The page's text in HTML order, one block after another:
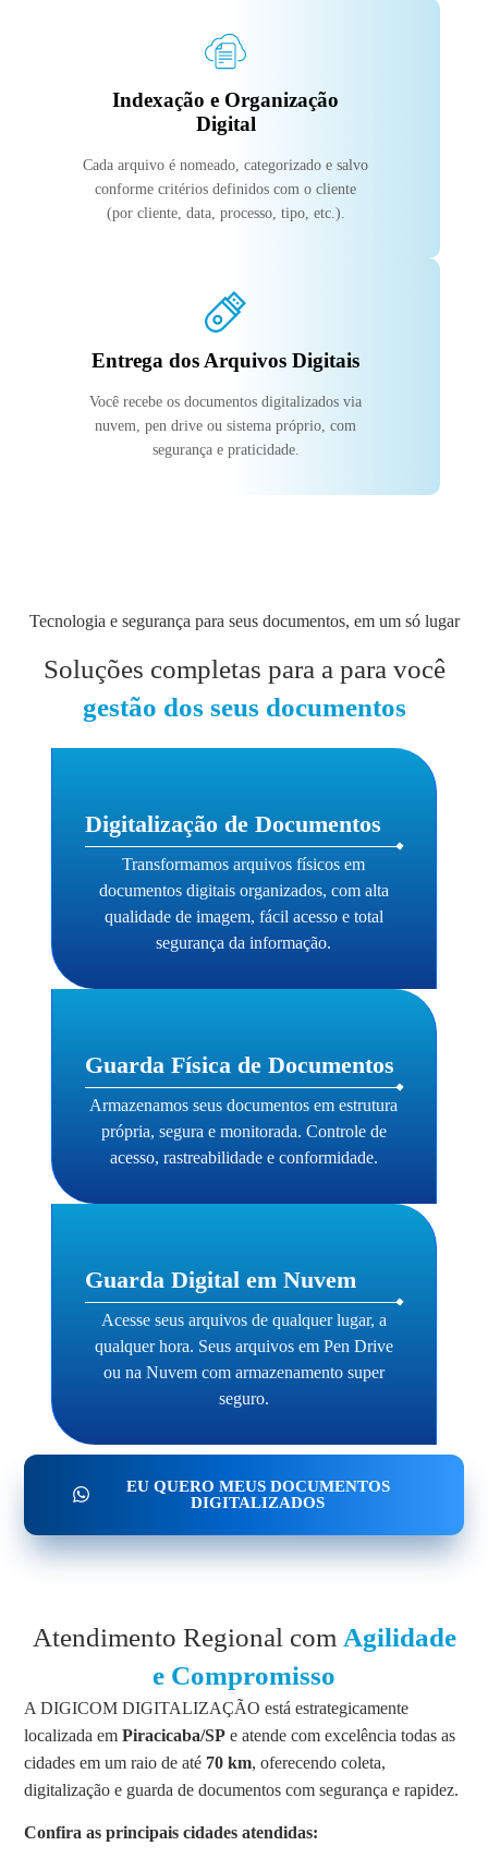
Indexação e Organização
Digital
Cada arquivo é nomeado, categorizado e salvo
conforme critérios definidos com o cliente
(por cliente, data, processo, tipo, etc.).
Entrega dos Arquivos Digitais
Você recebe os documentos digitalizados via
nuvem, pen drive ou sistema próprio, com
segurança e praticidade.
Tecnologia e segurança para seus documentos, em um só lugar
Soluções completas para a para você
gestão dos seus documentos
Digitalização de Documentos
Transformamos arquivos físicos em
documentos digitais organizados, com alta
qualidade de imagem, fácil acesso e total
segurança da informação.
Guarda Física de Documentos
Armazenamos seus documentos em estrutura
própria, segura e monitorada. Controle de
acesso, rastreabilidade e conformidade.
Guarda Digital em Nuvem
Acesse seus arquivos de qualquer lugar, a
qualquer hora. Seus arquivos em Pen Drive
ou na Nuvem com armazenamento super
seguro.
EU QUERO MEUS DOCUMENTOS
DIGITALIZADOS
Atendimento Regional com Agilidade
e Compromisso
A DIGICOM DIGITALIZAÇÃO está estrategicamente
localizada emPiracicaba/SP e atende com excelência todas as
cidades em um raio de até 70 km, oferecendo coleta,
digitalização e guarda de documentos com segurança e rapidez.
Confira as principais cidades atendidas: